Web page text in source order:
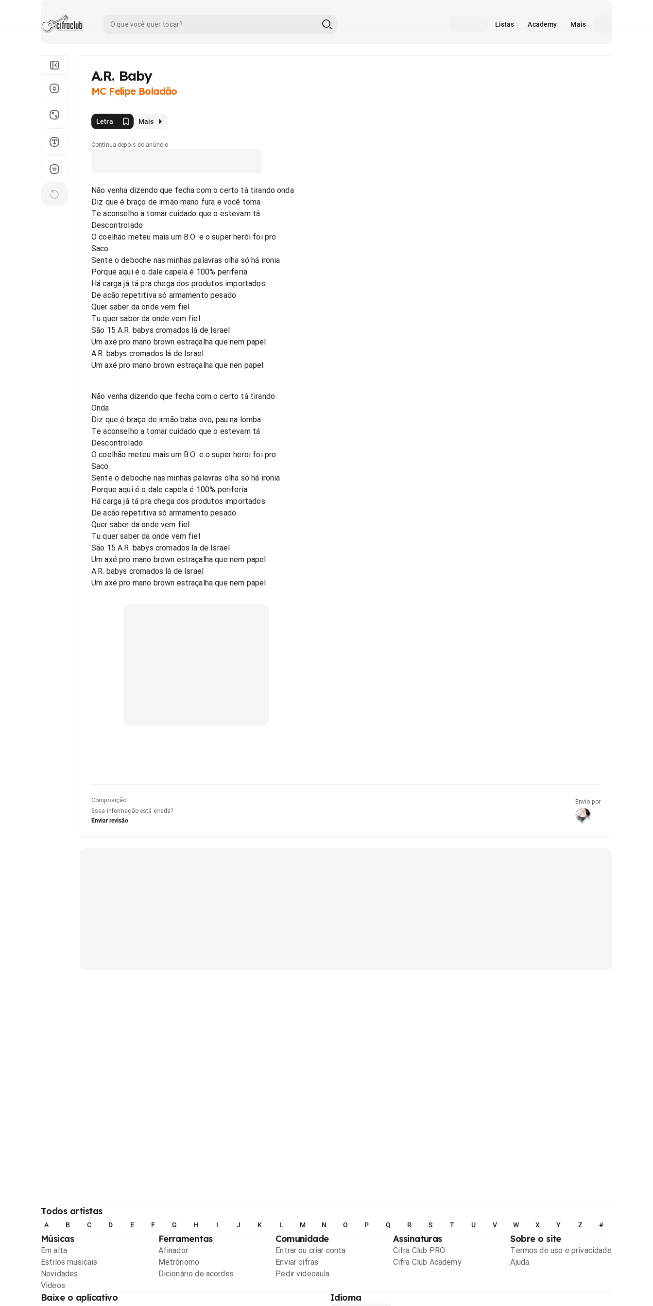
Listas Academy Mais
A.R. Baby
MC Felipe Boladão
Letra Mais
Continua depois do anúncio
Não venha dizendo que fecha com o certo tá tirando onda
Diz que é braço de irmão mano fura e você toma
Te aconselho a tomar cuidado que o estevam tá
Descontrolado
O coelhão meteu mais um B.O. e o super herói foi pro
Saco
Sente o deboche nas minhas palavras olha só há ironia
Porque aqui é o dale capela é 100% periferia
Há carga já tá pra chega dos produtos importados
De acão repetitiva só armamento pesado
Quer saber da onde vem fiel
Tu quer saber da onde vem fiel
São 15 A.R. babys cromados lá de Israel
Um axé pro mano brown estraçalha que nem papel
A.R. babys cromados lá de Israel
Um axé pro mano brown estraçalha que nen papel
Não venha dizendo que fecha com o certo tá tirando
Onda
Diz que é braço de irmão baba ovo, pau na lomba
Te aconselho a tomar cuidado que o estevam tá
Descontrolado
O coelhão meteu mais um B.O. e o super heroi foi pro
Saco
Sente o deboche nas minhas palavras olha só há ironia
Porque aqui é o dale capela é 100% periferia
Há carga já tá pra chega dos produtos importados
De acão repetitiva só armamento pesado
Quer saber da onde vem fiel
Tu quer saber da onde vem fiel
São 15 A.R. babys cromados la de Israel
Um axé pro mano brown estraçalha que nem papel
A.R. babys cromados lá de Israel
Um axé pro mano brown estraçalha que nem papel
Composição:
Essa informação está errada?
Enviar revisão
Envio por
Todos artistas
A B C D E F G H I J K L M N O P Q R S T U V W X Y Z #
Músicas
Em alta
Estilos musicais
Novidades
Videos
Ferramentas
Afinador
Metrônomo
Dicionário de acordes
Comunidade
Entrar ou criar conta
Enviar cifras
Pedir videoaula
Assinaturas
Cifra Club PRO
Cifra Club Academy
Sobre o site
Termos de uso e privacidade
Ajuda
Baixe o aplicativo Idioma